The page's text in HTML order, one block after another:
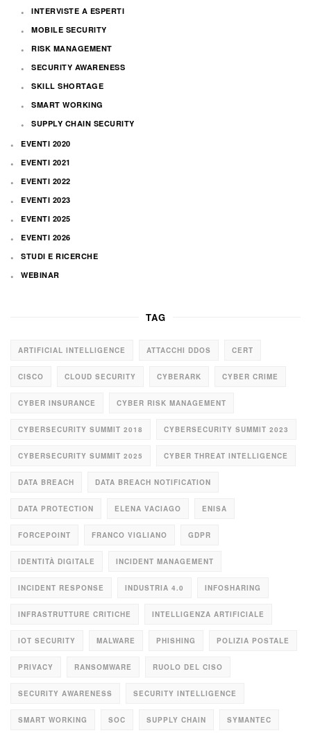
INTERVISTE A ESPERTI
MOBILE SECURITY
RISK MANAGEMENT
SECURITY AWARENESS
SKILL SHORTAGE
SMART WORKING
SUPPLY CHAIN SECURITY
EVENTI 2020
EVENTI 2021
EVENTI 2022
EVENTI 2023
EVENTI 2025
EVENTI 2026
STUDI E RICERCHE
WEBINAR
TAG
ARTIFICIAL INTELLIGENCE ATTACCHI DDOS CERT
CISCO CLOUD SECURITY CYBERARK CYBER CRIME
CYBER INSURANCE CYBER RISK MANAGEMENT
CYBERSECURITY SUMMIT 2018 CYBERSECURITY SUMMIT 2023
CYBERSECURITY SUMMIT 2025 CYBER THREAT INTELLIGENCE
DATA BREACH DATA BREACH NOTIFICATION
DATA PROTECTION ELENA VACIAGO ENISA
FORCEPOINT FRANCO VIGLIANO GDPR
IDENTITÀ DIGITALE INCIDENT MANAGEMENT
INCIDENT RESPONSE INDUSTRIA 4.0 INFOSHARING
INFRASTRUTTURE CRITICHE INTELLIGENZA ARTIFICIALE
IOT SECURITY MALWARE PHISHING POLIZIA POSTALE
PRIVACY RANSOMWARE RUOLO DEL CISO
SECURITY AWARENESS SECURITY INTELLIGENCE
SMART WORKING SOC SUPPLY CHAIN SYMANTEC